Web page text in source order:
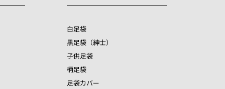
白足袋
黒足袋（紳士）
子供足袋
柄足袋
足袋カバー